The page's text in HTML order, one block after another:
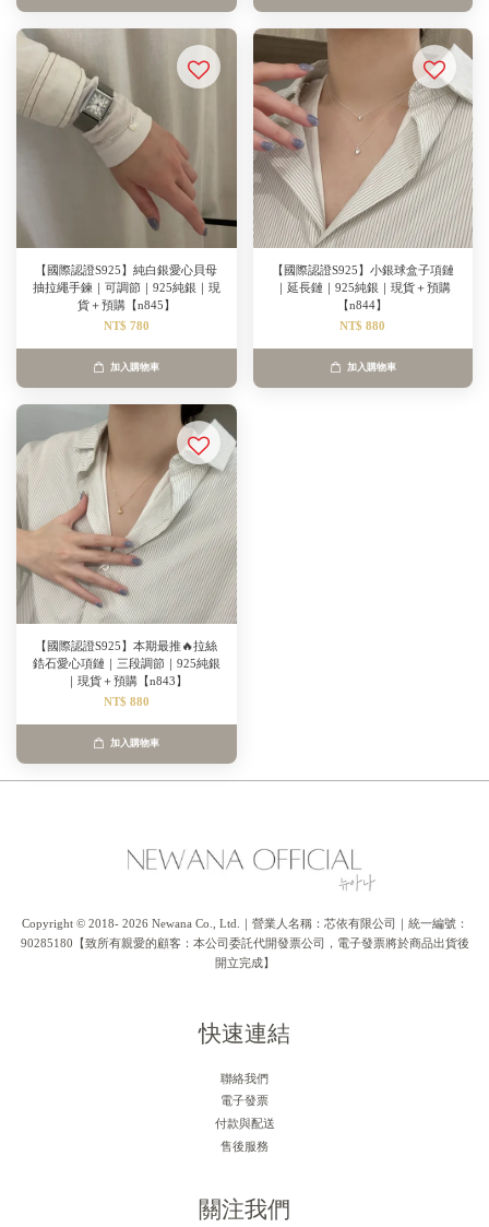
【國際認證S925】純白銀愛心貝母
抽拉繩手鍊｜可調節｜925純銀｜現
貨＋預購【n845】
NT$ 780
加入購物車
【國際認證S925】小銀球盒子項鏈
｜延長鏈｜925純銀｜現貨＋預購
【n844】
NT$ 880
加入購物車
【國際認證S925】本期最推🔥拉絲
鋯石愛心項鏈｜三段調節｜925純銀
｜現貨＋預購【n843】
NT$ 880
加入購物車
Copyright © 2018- 2026 Newana Co., Ltd.｜營業人名稱：芯依有限公司｜統一編號：
90285180【致所有親愛的顧客：本公司委託代開發票公司，電子發票將於商品出貨後
開立完成】
快速連結
聯絡我們
電子發票
付款與配送
售後服務
關注我們